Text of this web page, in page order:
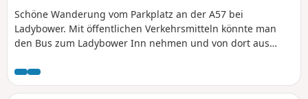
Schöne Wanderung vom Parkplatz an der A57 bei
Ladybower. Mit öffentlichen Verkehrsmitteln könnte man
den Bus zum Ladybower Inn nehmen und von dort aus
verlängern.